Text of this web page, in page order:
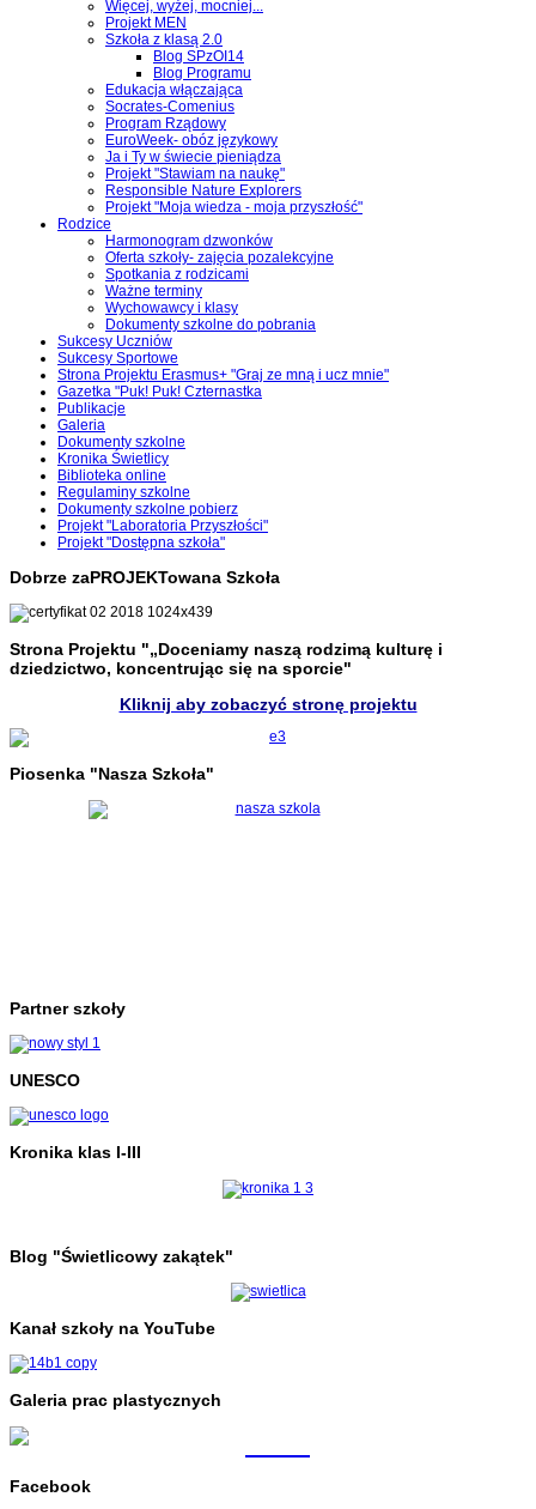
Więcej, wyżej, mocniej...
Projekt MEN
Szkoła z klasą 2.0
Blog SPzOI14
Blog Programu
Edukacja włączająca
Socrates-Comenius
Program Rządowy
EuroWeek- obóz językowy
Ja i Ty w świecie pieniądza
Projekt "Stawiam na naukę"
Responsible Nature Explorers
Projekt "Moja wiedza - moja przyszłość"
Rodzice
Harmonogram dzwonków
Oferta szkoły- zajęcia pozalekcyjne
Spotkania z rodzicami
Ważne terminy
Wychowawcy i klasy
Dokumenty szkolne do pobrania
Sukcesy Uczniów
Sukcesy Sportowe
Strona Projektu Erasmus+ "Graj ze mną i ucz mnie"
Gazetka "Puk! Puk! Czternastka
Publikacje
Galeria
Dokumenty szkolne
Kronika Świetlicy
Biblioteka online
Regulaminy szkolne
Dokumenty szkolne pobierz
Projekt "Laboratoria Przyszłości"
Projekt "Dostępna szkoła"
Dobrze zaPROJEKTowana Szkoła
Strona Projektu "„Doceniamy naszą rodzimą kulturę i
dziedzictwo, koncentrując się na sporcie"
Kliknij aby zobaczyć stronę projektu
Piosenka "Nasza Szkoła"
Partner szkoły
UNESCO
Kronika klas I-III
Blog "Świetlicowy zakątek"
Kanał szkoły na YouTube
Galeria prac plastycznych
Facebook